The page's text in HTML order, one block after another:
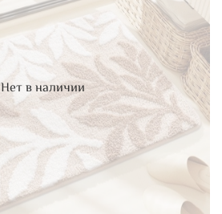
Нет в наличии